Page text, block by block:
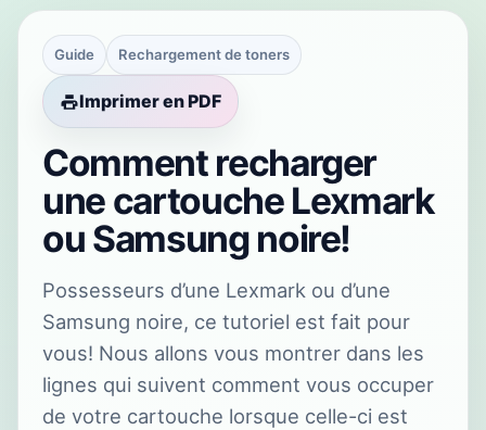
Guide Rechargement de toners
Imprimer en PDF
Comment recharger
une cartouche Lexmark
ou Samsung noire!
Possesseurs d’une Lexmark ou d’une
Samsung noire, ce tutoriel est fait pour
vous! Nous allons vous montrer dans les
lignes qui suivent comment vous occuper
de votre cartouche lorsque celle-ci est